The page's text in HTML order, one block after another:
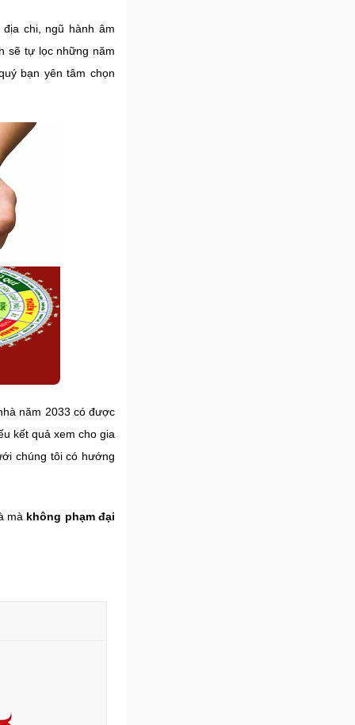
chi, ngũ hành âm
sẽ tự lọc những năm
bạn yên tâm chọn
năm 2033 có được
kết quả xem cho gia
chúng tôi có hướng
mà không phạm đại